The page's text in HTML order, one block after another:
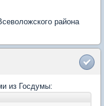
района
из Госдумы: